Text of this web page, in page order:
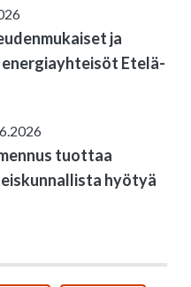
ja
Etelä-
tuottaa
hyötyä